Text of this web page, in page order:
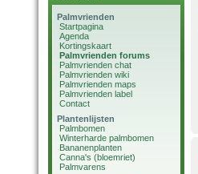
Palmvrienden
Startpagina
Agenda
Kortingskaart
Palmvrienden forums
Palmvrienden chat
Palmvrienden wiki
Palmvrienden maps
Palmvrienden label
Contact
Plantenlijsten
Palmbomen
Winterharde palmbomen
Bananenplanten
Canna's (bloemriet)
Palmvarens